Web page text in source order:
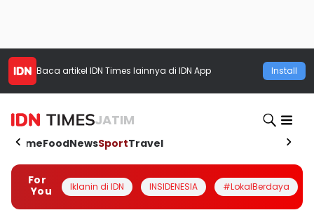
Baca artikel IDN Times lainnya di IDN App Install
JATIM
HomeFoodNewsSportTravel
For
You
Iklanin di IDN INSIDENESIA #LokalBerdaya